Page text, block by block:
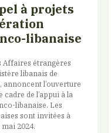
à projets
libanaise
Affaires étrangères
libanais de
l’ouverture
cadre de l’appui à la
libanaise. Les
sont invitées à
2024.